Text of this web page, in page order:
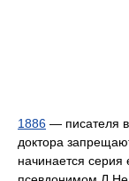
1886 — писателя
доктора
начинается серия